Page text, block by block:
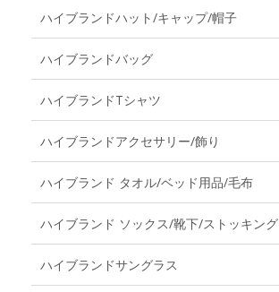
ハイブランドハット/キャップ/帽子
ハイブランドバッグ
ハイブランドTシャツ
ハイブランドアクセサリー/飾り
ハイブランド タオル/ベッド用品/毛布
ハイブランド ソックス/靴下/ストッキング
ハイブランドサングラス